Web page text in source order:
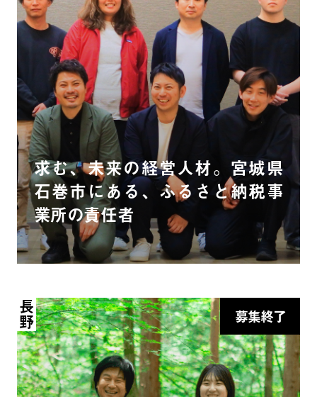
求む、未来の経営人材。宮城県
石巻市にある、ふるさと納税事
業所の責任者
募集終了
長野